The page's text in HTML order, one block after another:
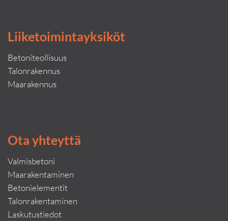
Liiketoimintayksiköt
Betoniteollisuus
Talonrakennus
Maarakennus
Ota yhteyttä
Valmisbetoni
Maarakentaminen
Betonielementit
Talonrakentaminen
Laskutustiedot